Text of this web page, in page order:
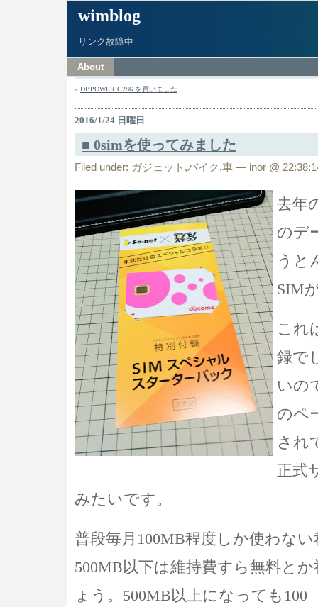
wimblog
リンク故障中
About
« DBPOWER C286 を買いました
2016/1/24 日曜日
■ 0simを使ってみました
Filed under: ガジェット ,バイク,車 — inor @
去年
のデ
うと
SIM
これ
録で
いの
のペ
され
正式
みたいです。
普段毎月100MB程度しか使わな
500MB以下は維持費すら無料と
ょう。500MB以上になっても100